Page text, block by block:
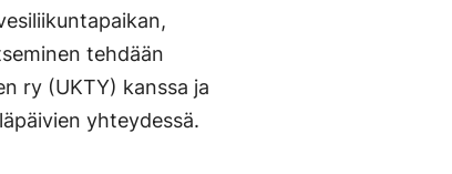
tehdään
ry (UKTY) kanssa ja
yhteydessä.